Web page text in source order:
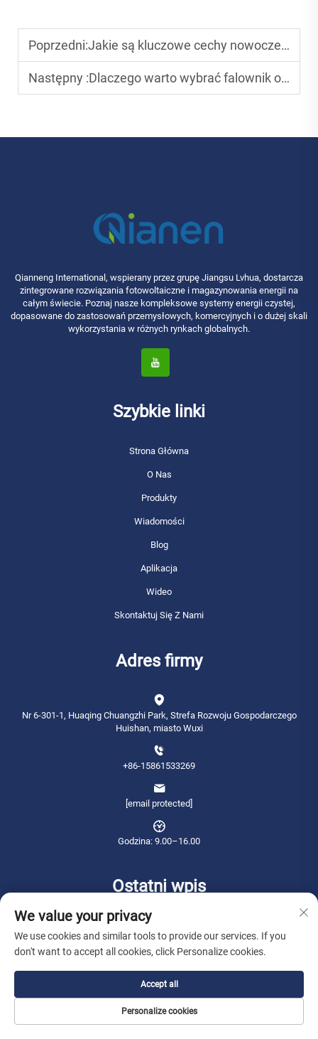
Poprzedni:Jakie są kluczowe cechy nowoczesnych produktów wykorzystujących energię słoneczną?
Następny :Dlaczego warto wybrać falownik off-grid do zasilania odległych lokalizacji?
Qianneng International, wspierany przez grupę Jiangsu Lvhua, dostarcza
zintegrowane rozwiązania fotowoltaiczne i magazynowania energii na
całym świecie. Poznaj nasze kompleksowe systemy energii czystej,
dopasowane do zastosowań przemysłowych, komercyjnych i o dużej skali
wykorzystania w różnych rynkach globalnych.
Szybkie linki
Strona Główna
O Nas
Produkty
Wiadomości
Blog
Aplikacja
Wideo
Skontaktuj Się Z Nami
Adres firmy
Nr 6-301-1, Huaqing Chuangzhi Park, Strefa Rozwoju Gospodarczego
Huishan, miasto Wuxi
+86-15861533269
[email protected]
Godzina: 9.00–16.00
Ostatni wpis
We value your privacy
We use cookies and similar tools to provide our services. If you
don't want to accept all cookies, click Personalize cookies.
Personalize cookies
Accept all